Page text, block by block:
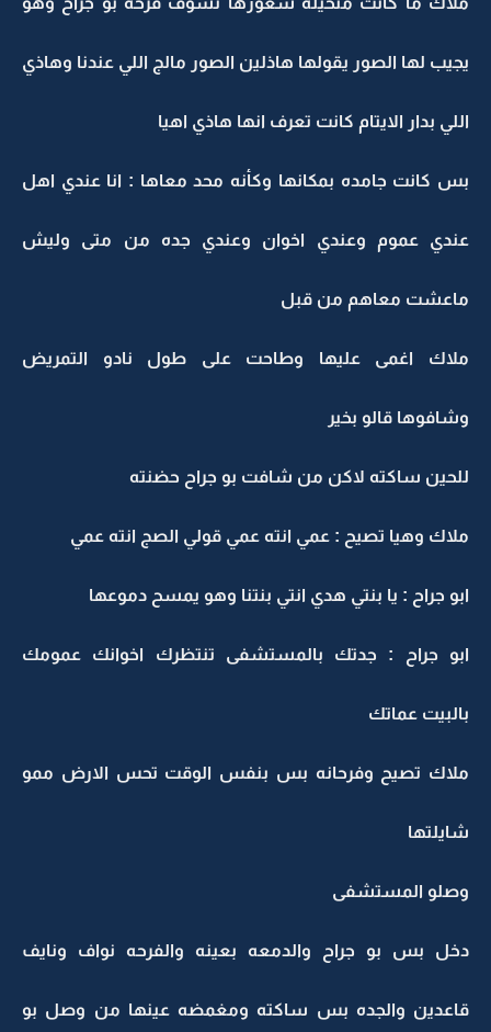
يجيب لها الصور يقولها هاذلين الصور مالج اللي عندنا وهاذي
اللي بدار الايتام كانت تعرف انها هاذي اهيا
بس كانت جامده بمكانها وكأنه محد معاها : انا عندي اهل
عندي عموم وعندي اخوان وعندي جده من متى وليش
ماعشت معاهم من قبل
ملاك اغمى عليها وطاحت على طول نادو التمريض
وشافوها قالو بخير
للحين ساكته لاكن من شافت بو جراح حضنته
ملاك وهيا تصيح : عمي انته عمي قولي الصج انته عمي
ابو جراح : يا بنتي هدي انتي بنتنا وهو يمسح دموعها
ابو جراح : جدتك بالمستشفى تنتظرك اخوانك عمومك
بالبيت عماتك
ملاك تصيح وفرحانه بس بنفس الوقت تحس الارض ممو
شايلتها
وصلو المستشفى
دخل بس بو جراح والدمعه بعينه والفرحه نواف ونايف
قاعدين والجده بس ساكته ومغمضه عينها من وصل بو